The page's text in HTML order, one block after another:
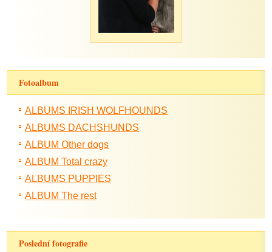
Fotoalbum
ALBUMS IRISH WOLFHOUNDS
ALBUMS DACHSHUNDS
ALBUM Other dogs
ALBUM Total crazy
ALBUMS PUPPIES
ALBUM The rest
Poslední fotografie